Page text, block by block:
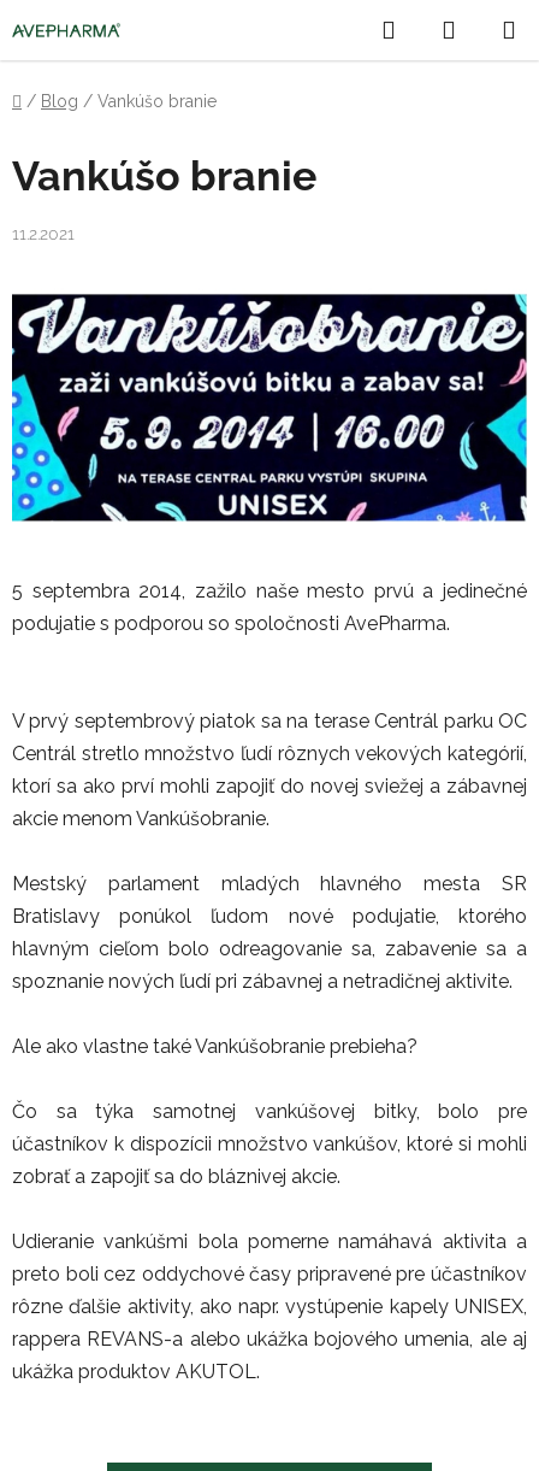
na
obsah
Hľadať
KOŠÍK
Domov
/ Blog / Vankúšo branie
Vankúšo branie
11.2.2021
5 septembra 2014, zažilo naše mesto prvú a jedinečné
podujatie s podporou so spoločnosti AvePharma.
V prvý septembrový piatok sa na terase Centrál parku OC
Centrál stretlo množstvo ľudí rôznych vekových kategórií,
ktorí sa ako prví mohli zapojiť do novej sviežej a zábavnej
akcie menom Vankúšobranie.
Mestský parlament mladých hlavného mesta SR
Bratislavy ponúkol ľudom nové podujatie, ktorého
hlavným cieľom bolo odreagovanie sa, zabavenie sa a
spoznanie nových ľudí pri zábavnej a netradičnej aktivite.
Ale ako vlastne také Vankúšobranie prebieha?
Čo sa týka samotnej vankúšovej bitky, bolo pre
účastníkov k dispozícii množstvo vankúšov, ktoré si mohli
zobrať a zapojiť sa do bláznivej akcie.
Udieranie vankúšmi bola pomerne namáhavá aktivita a
preto boli cez oddychové časy pripravené pre účastníkov
rôzne ďalšie aktivity, ako napr. vystúpenie kapely UNISEX,
rappera REVANS-a alebo ukážka bojového umenia, ale aj
ukážka produktov AKUTOL.